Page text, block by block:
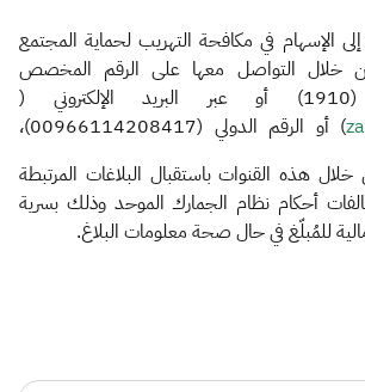
الإسهام في مكافحة التهريب لحماية المجتمع
خلال التواصل معها على الرقم المخصص
(
) أو الرقم الدولي (00966114208417)،
هذه القنوات باستقبال البلاغات المرتبطة
أحكام نظام الجمارك الموحد وذلك بسرية
للمُبلّغ في حال صحة معلومات البلاغ.